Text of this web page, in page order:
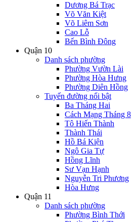
Dương Bá Trạc
Võ Văn Kiệt
Võ Liêm Sơn
Cao Lỗ
Bến Bình Đông
Quận 10
Danh sách phường
Phường Vườn Lài
Phường Hòa Hưng
Phường Diên Hồng
Tuyến đường nổi bật
Ba Tháng Hai
Cách Mạng Tháng 8
Tô Hiến Thành
Thành Thái
Hồ Bá Kiện
Ngô Gia Tự
Hồng Lĩnh
Sư Vạn Hạnh
Nguyễn Tri Phương
Hòa Hưng
Quận 11
Danh sách phường
Phường Bình Thới